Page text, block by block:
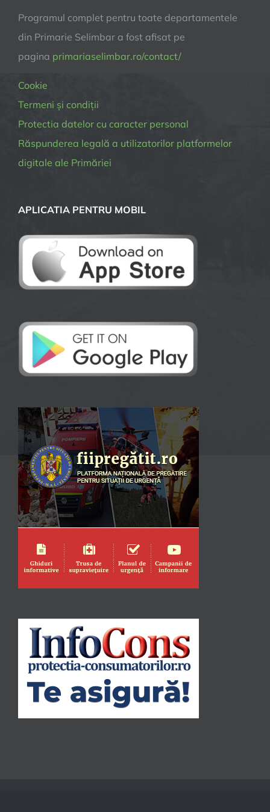
Programul complet pentru toate departamentele
din Primarie Selimbar a fost afisat pe
pagina primariaselimbar.ro/contact/
Cookie
Termeni și condiții
Protectia datelor cu caracter personal
Răspunderea legală a utilizatorilor platformelor
digitale ale Primăriei
APLICATIA PENTRU MOBIL